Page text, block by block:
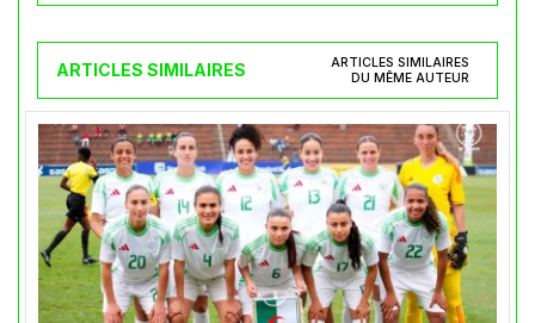
ARTICLES SIMILAIRES
ARTICLES SIMILAIRES
DU MÊME AUTEUR